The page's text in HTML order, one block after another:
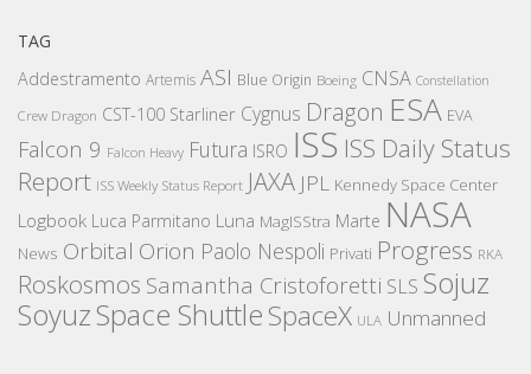
TAG
Addestramento Artemis ASI Blue Origin Boeing CNSA Constellation
Crew Dragon CST-100 Starliner Cygnus Dragon ESA EVA
Falcon 9 Falcon Heavy Futura ISRO ISS ISS Daily Status
Report ISS Weekly Status Report JAXA JPL Kennedy Space Center
Logbook Luca Parmitano Luna MagISStra Marte NASA
News Orbital Orion Paolo Nespoli Privati Progress RKA
Roskosmos Samantha Cristoforetti SLS Sojuz
SoyuzSpace ShuttleSpaceX ULA Unmanned